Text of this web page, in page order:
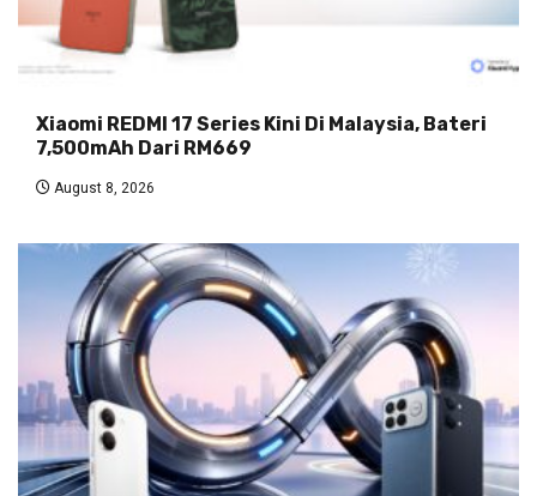
Xiaomi REDMI 17 Series Kini Di Malaysia, Bateri
7,500mAh Dari RM669
August 8, 2026